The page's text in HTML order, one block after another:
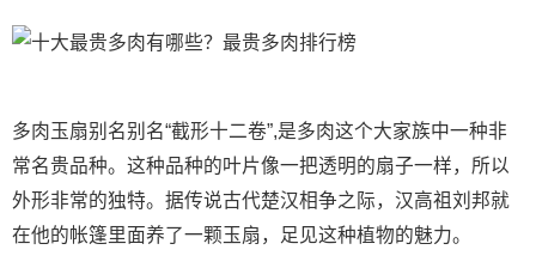
多肉玉扇别名别名“截形十二卷”,是多肉这个大家族中一种非
常名贵品种。这种品种的叶片像一把透明的扇子一样，所以
外形非常的独特。据传说古代楚汉相争之际，汉高祖刘邦就
在他的帐篷里面养了一颗玉扇，足见这种植物的魅力。